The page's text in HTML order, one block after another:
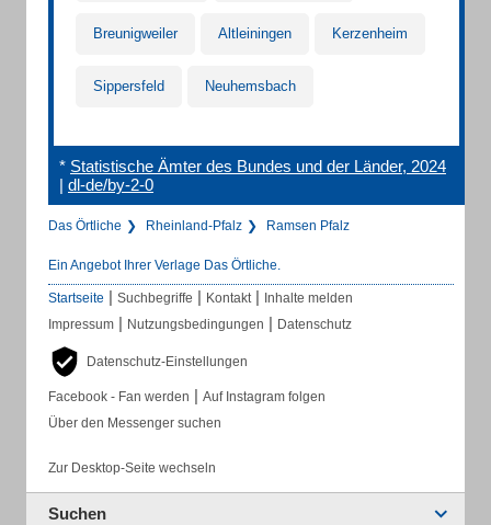
Breunigweiler Altleiningen Kerzenheim
Sippersfeld Neuhemsbach
* Statistische Ämter des Bundes und der Länder, 2024
| dl-de/by-2-0
Das Örtliche Rheinland-Pfalz Ramsen Pfalz
Ein Angebot Ihrer Verlage Das Örtliche.
Startseite | Suchbegriffe | Kontakt | Inhalte melden
Impressum | Nutzungsbedingungen | Datenschutz
Datenschutz-Einstellungen
Facebook - Fan werden | Auf Instagram folgen
Über den Messenger suchen
Zur Desktop-Seite wechseln
Suchen